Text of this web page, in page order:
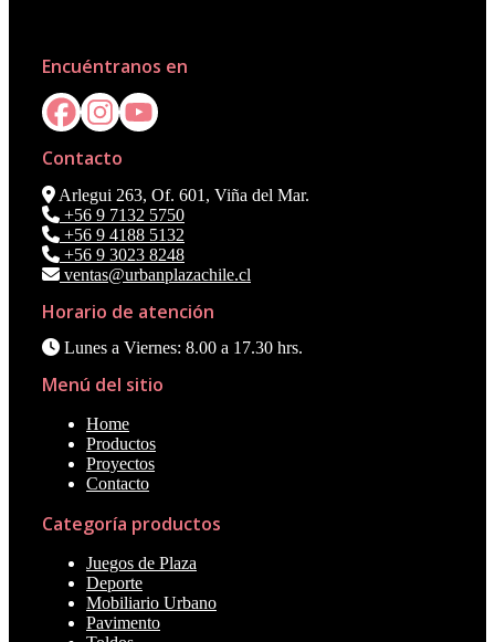
Encuéntranos en
Contacto
Arlegui 263, Of. 601, Viña del Mar.
+56 9 7132 5750
+56 9 4188 5132
+56 9 3023 8248
ventas@urbanplazachile.cl
Horario de atención
Lunes a Viernes: 8.00 a 17.30 hrs.
Menú del sitio
Home
Productos
Proyectos
Contacto
Categoría productos
Juegos de Plaza
Deporte
Mobiliario Urbano
Pavimento